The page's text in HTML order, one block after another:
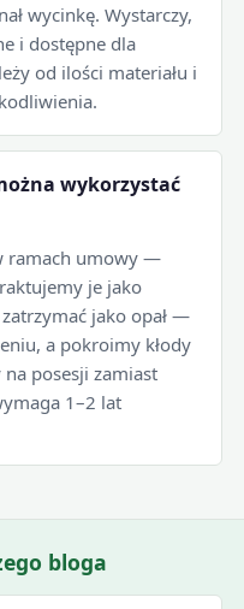
wycinkę. Wystarczy,
i dostępne dla
od ilości materiału i
wykorzystać
ramach umowy —
je jako
jako opał —
a pokroimy kłody
na posesji zamiast
1–2 lat
bloga